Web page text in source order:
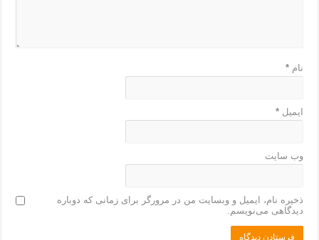
نام*
ایمیل*
وب‌ سایت
ذخیره نام، ایمیل و وبسایت من در مرورگر برای زمانی که دوباره
دیدگاهی می‌نویسم.